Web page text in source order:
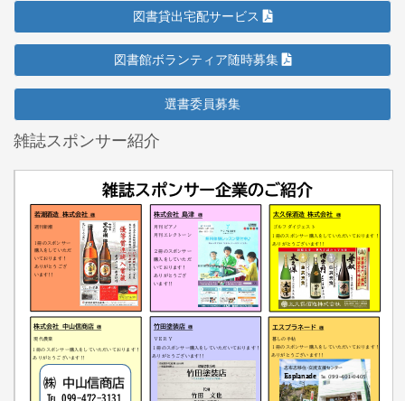
図書貸出宅配サービス
図書館ボランティア随時募集
選書委員募集
雑誌スポンサー紹介